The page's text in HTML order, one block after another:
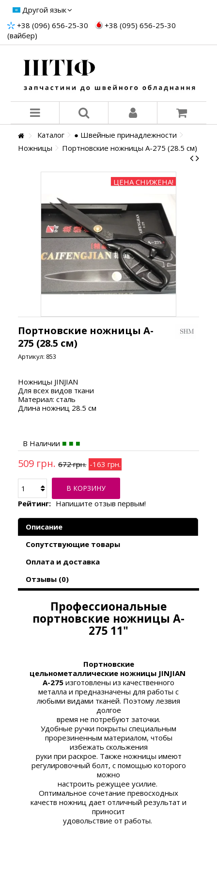
Другой язык
+38 (096) 656-25-30
+38 (095) 656-25-30
(вайбер)
Каталог
● Швейные принадлежности
Ножницы
Портновские ножницы A-275 (28.5 см)
ЦЕНА СНИЖЕНА!
Портновские ножницы A-
275 (28.5 см)
Артикул: 853
Ножницы JINJIAN
Для всех видов ткани
Материал: сталь
Длина ножниц 28.5 см
В Наличии
509 грн. 672 грн. -163 грн.
В КОРЗИНУ
Рейтинг: Напишите отзыв первым!
Описание
Сопутствующие товары
Оплата и доставка
Отзывы (0)
Профессиональные
портновские ножницы A-
275 11"
Портновские
цельнометаллические ножницы JINJIAN
A-275 изготовлены из качественного
металла и предназначены для работы с
любыми видами тканей. Поэтому лезвия
долгое
время не потребуют заточки.
Удобные ручки покрыты специальным
прорезиненным материалом, чтобы
избежать скольжения
руки при раскрое. Также ножницы имеют
регулировочный болт, с помощью которого
можно
настроить режущее усилие.
Оптимальное сочетание превосходных
качеств ножниц дает отличный результат и
приносит
удовольствие от работы.